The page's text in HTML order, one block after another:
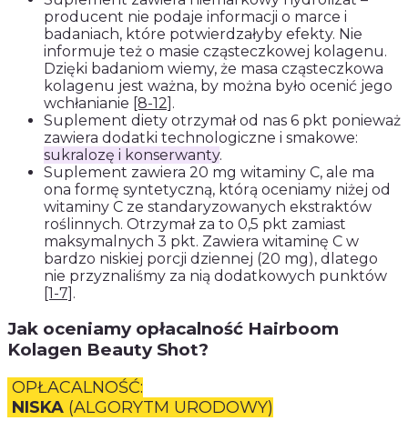
producent nie podaje informacji o marce i
badaniach, które potwierdzałyby efekty. Nie
informuje też o masie cząsteczkowej kolagenu.
Dzięki badaniom wiemy, że masa cząsteczkowa
kolagenu jest ważna, by można było ocenić jego
wchłanianie [8-12] .
Suplement diety otrzymał od nas 6 pkt ponieważ
zawiera dodatki technologiczne i smakowe:
sukralozę i konserwanty.
Suplement zawiera 20 mg witaminy C, ale ma
ona formę syntetyczną, którą oceniamy niżej od
witaminy C ze standaryzowanych ekstraktów
roślinnych. Otrzymał za to 0,5 pkt zamiast
maksymalnych 3 pkt. Zawiera witaminę C w
bardzo niskiej porcji dziennej (20 mg), dlatego
nie przyznaliśmy za nią dodatkowych punktów
[1-7] .
Jak oceniamy opłacalność Hairboom
Kolagen Beauty Shot?
OPŁACALNOŚĆ:
NISKA (ALGORYTM URODOWY)